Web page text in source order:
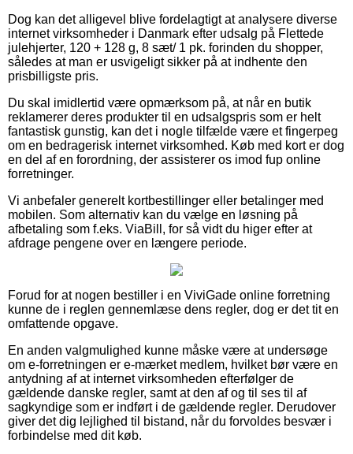
Dog kan det alligevel blive fordelagtigt at analysere diverse
internet virksomheder i Danmark efter udsalg på Flettede
julehjerter, 120 + 128 g, 8 sæt/ 1 pk. forinden du shopper,
således at man er usvigeligt sikker på at indhente den
prisbilligste pris.
Du skal imidlertid være opmærksom på, at når en butik
reklamerer deres produkter til en udsalgspris som er helt
fantastisk gunstig, kan det i nogle tilfælde være et fingerpeg
om en bedragerisk internet virksomhed. Køb med kort er dog
en del af en forordning, der assisterer os imod fup online
forretninger.
Vi anbefaler generelt kortbestillinger eller betalinger med
mobilen. Som alternativ kan du vælge en løsning på
afbetaling som f.eks. ViaBill, for så vidt du higer efter at
afdrage pengene over en længere periode.
Forud for at nogen bestiller i en ViviGade online forretning
kunne de i reglen gennemlæse dens regler, dog er det tit en
omfattende opgave.
En anden valgmulighed kunne måske være at undersøge
om e-forretningen er e-mærket medlem, hvilket bør være en
antydning af at internet virksomheden efterfølger de
gældende danske regler, samt at den af og til ses til af
sagkyndige som er indført i de gældende regler. Derudover
giver det dig lejlighed til bistand, når du forvoldes besvær i
forbindelse med dit køb.